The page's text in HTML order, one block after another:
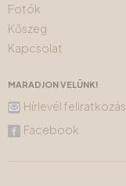
Fotók
Kőszeg
Kapcsolat
MARADJON VELÜNK!
Hírlevél feliratkozás
Facebook